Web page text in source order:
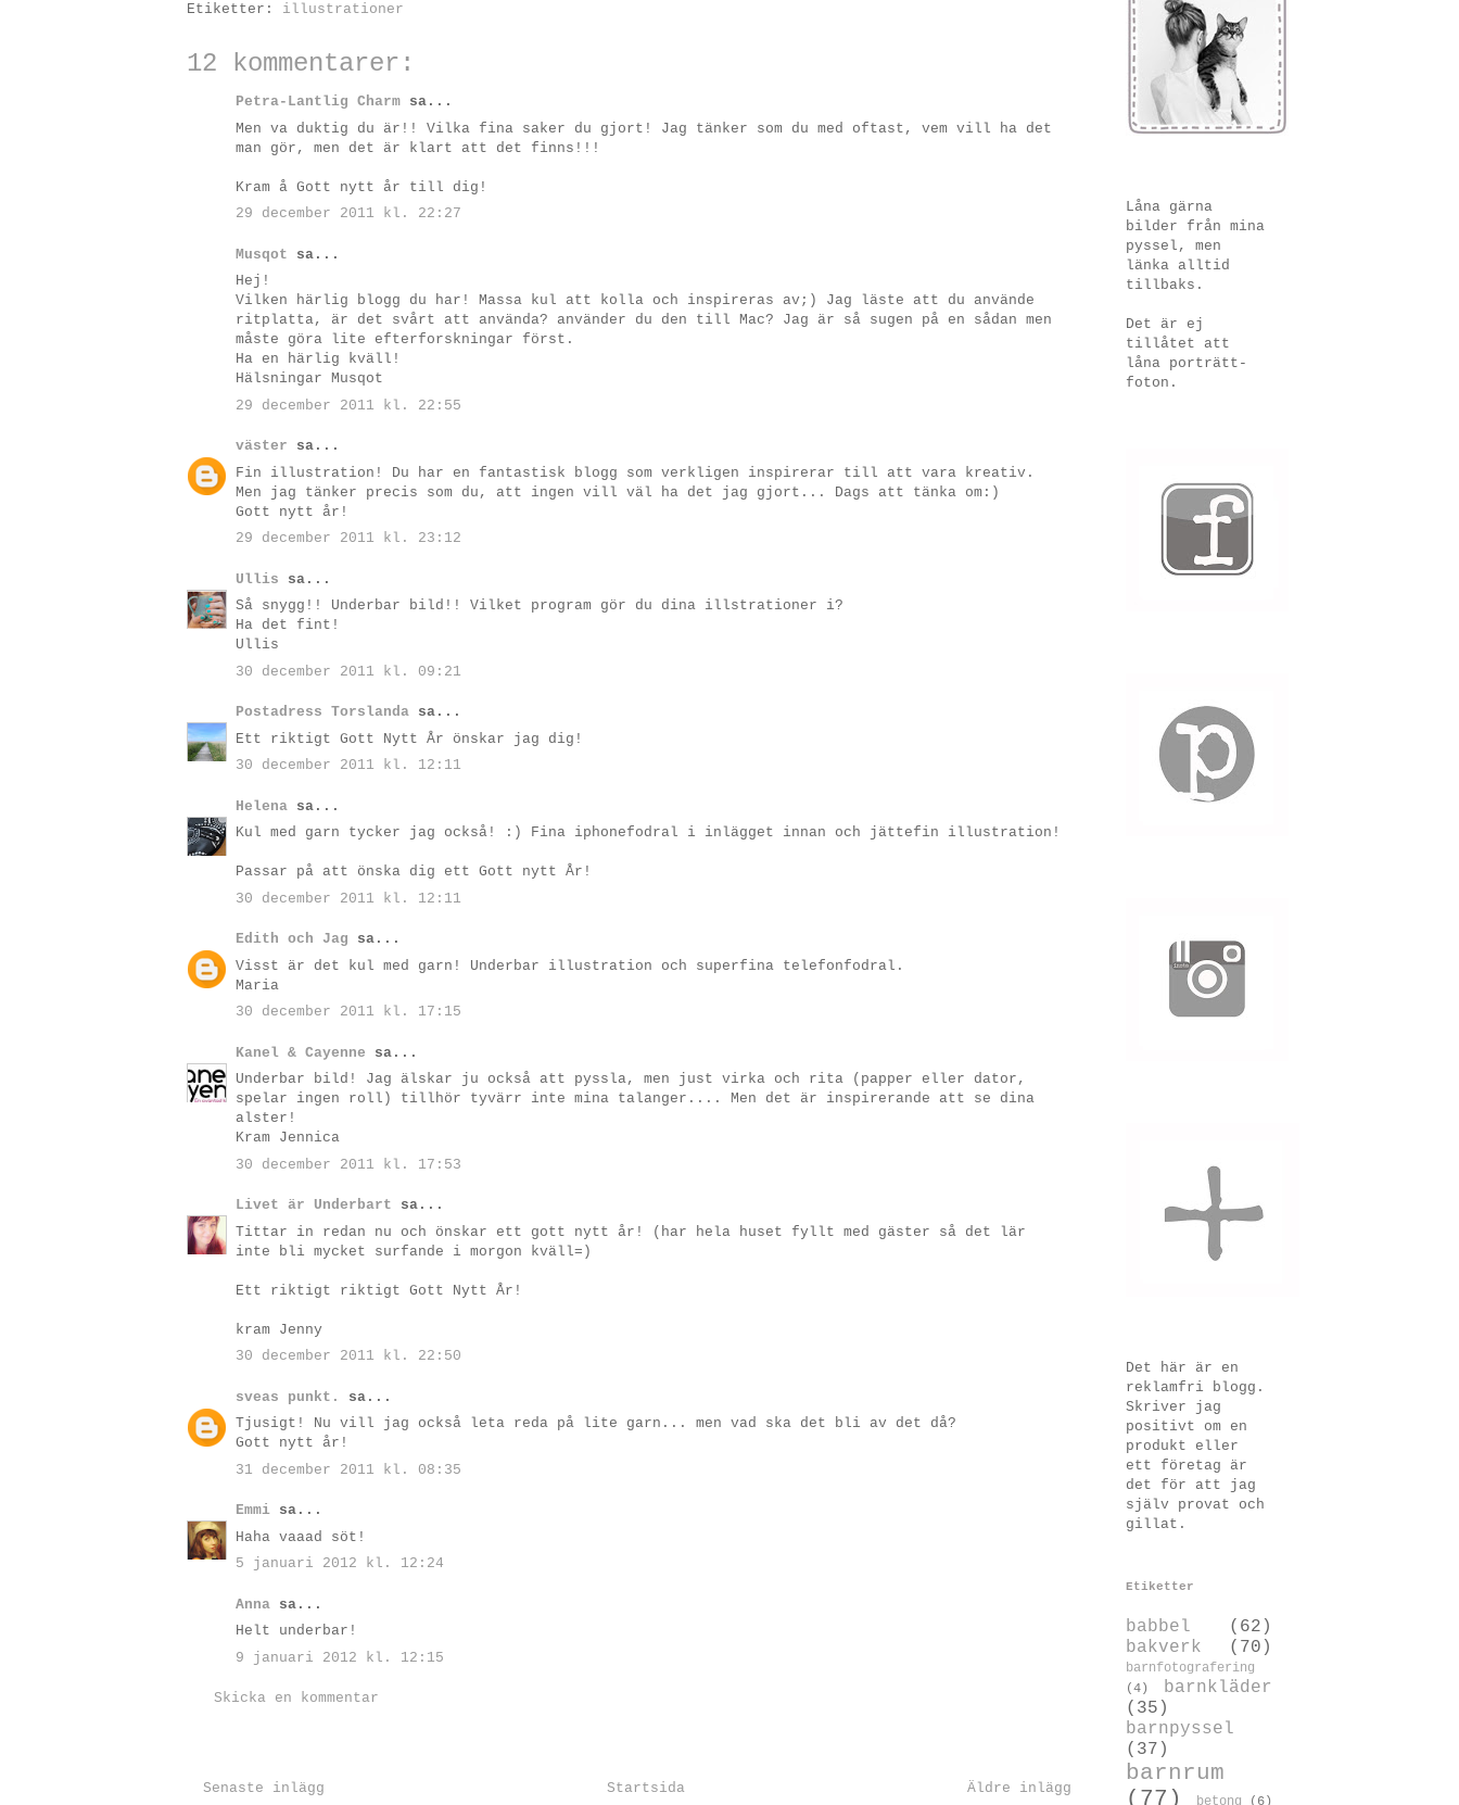
Etiketter: illustrationer
12 kommentarer:
Petra-Lantlig Charm sa...
Men va duktig du är!! Vilka fina saker du gjort! Jag tänker som du med oftast, vem vill ha det
man gör, men det är klart att det finns!!!
Kram å Gott nytt år till dig!
29 december 2011 kl. 22:27
Musqot sa...
Hej!
Vilken härlig blogg du har! Massa kul att kolla och inspireras av;) Jag läste att du använde
ritplatta, är det svårt att använda? använder du den till Mac? Jag är så sugen på en sådan men
måste göra lite efterforskningar först.
Ha en härlig kväll!
Hälsningar Musqot
29 december 2011 kl. 22:55
väster sa...
Fin illustration! Du har en fantastisk blogg som verkligen inspirerar till att vara kreativ.
Men jag tänker precis som du, att ingen vill väl ha det jag gjort... Dags att tänka om:)
Gott nytt år!
29 december 2011 kl. 23:12
Ullis sa...
Så snygg!! Underbar bild!! Vilket program gör du dina illstrationer i?
Ha det fint!
Ullis
30 december 2011 kl. 09:21
Postadress Torslanda sa...
Ett riktigt Gott Nytt År önskar jag dig!
30 december 2011 kl. 12:11
Helena sa...
Kul med garn tycker jag också! :) Fina iphonefodral i inlägget innan och jättefin illustration!
Passar på att önska dig ett Gott nytt År!
30 december 2011 kl. 12:11
Edith och Jag sa...
Visst är det kul med garn! Underbar illustration och superfina telefonfodral.
Maria
30 december 2011 kl. 17:15
Kanel & Cayenne sa...
Underbar bild! Jag älskar ju också att pyssla, men just virka och rita (papper eller dator,
spelar ingen roll) tillhör tyvärr inte mina talanger.... Men det är inspirerande att se dina
alster!
Kram Jennica
30 december 2011 kl. 17:53
Livet är Underbart sa...
Tittar in redan nu och önskar ett gott nytt år! (har hela huset fyllt med gäster så det lär
inte bli mycket surfande i morgon kväll=)
Ett riktigt riktigt Gott Nytt År!
kram Jenny
30 december 2011 kl. 22:50
sveas punkt.
sa...
Tjusigt! Nu vill jag också leta reda på lite garn... men vad ska det bli av det då?
Gott nytt år!
31 december 2011 kl. 08:35
Emmi sa...
Haha vaaad söt!
5 januari 2012 kl. 12:24
Anna sa...
Helt underbar!
9 januari 2012 kl. 12:15
Skicka en kommentar
Senaste inlägg Äldre inlägg
Startsida
Låna gärna
bilder från mina
pyssel, men
länka alltid
tillbaks.
Det är ej
tillåtet att
låna porträtt-
foton.
Det här är en
reklamfri blogg.
Skriver jag
positivt om en
produkt eller
ett företag är
det för att jag
själv provat och
gillat.
Etiketter
babbel
(62)
bakverk
(70)
barnfotografering
(4)
barnkläder
(35)
barnpyssel
(37)
barnrum
(77)
betong (6)